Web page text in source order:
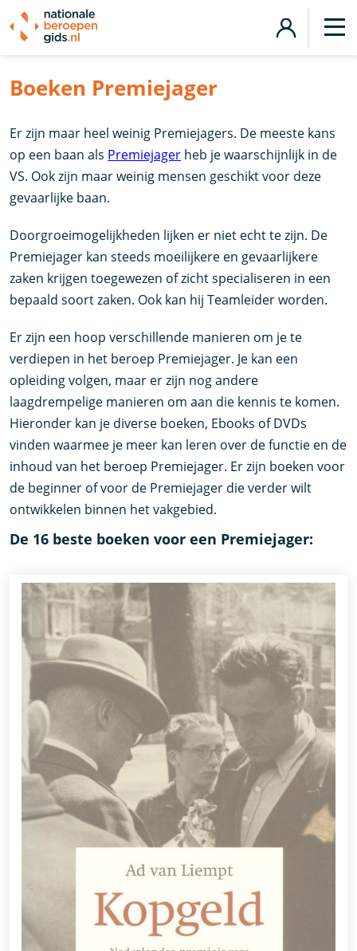
Boeken Premiejager
Er zijn maar heel weinig Premiejagers. De meeste kans
op een baan als Premiejager heb je waarschijnlijk in de
VS. Ook zijn maar weinig mensen geschikt voor deze
gevaarlijke baan.
Doorgroeimogelijkheden lijken er niet echt te zijn. De
Premiejager kan steeds moeilijkere en gevaarlijkere
zaken krijgen toegewezen of zicht specialiseren in een
bepaald soort zaken. Ook kan hij Teamleider worden.
Er zijn een hoop verschillende manieren om je te
verdiepen in het beroep Premiejager. Je kan een
opleiding volgen, maar er zijn nog andere
laagdrempelige manieren om aan die kennis te komen.
Hieronder kan je diverse boeken, Ebooks of DVDs
vinden waarmee je meer kan leren over de functie en de
inhoud van het beroep Premiejager. Er zijn boeken voor
de beginner of voor de Premiejager die verder wilt
ontwikkelen binnen het vakgebied.
De 16 beste boeken voor een Premiejager: